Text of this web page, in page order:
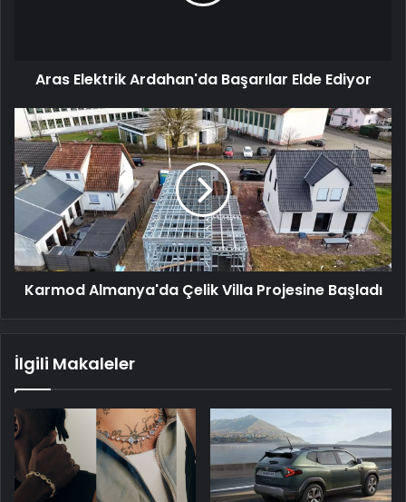
Aras Elektrik Ardahan'da Başarılar Elde Ediyor
Karmod
Almanya'da
Çelik
Villa
Projesine
Başladı
Karmod Almanya'da Çelik Villa Projesine Başladı
İlgili Makaleler